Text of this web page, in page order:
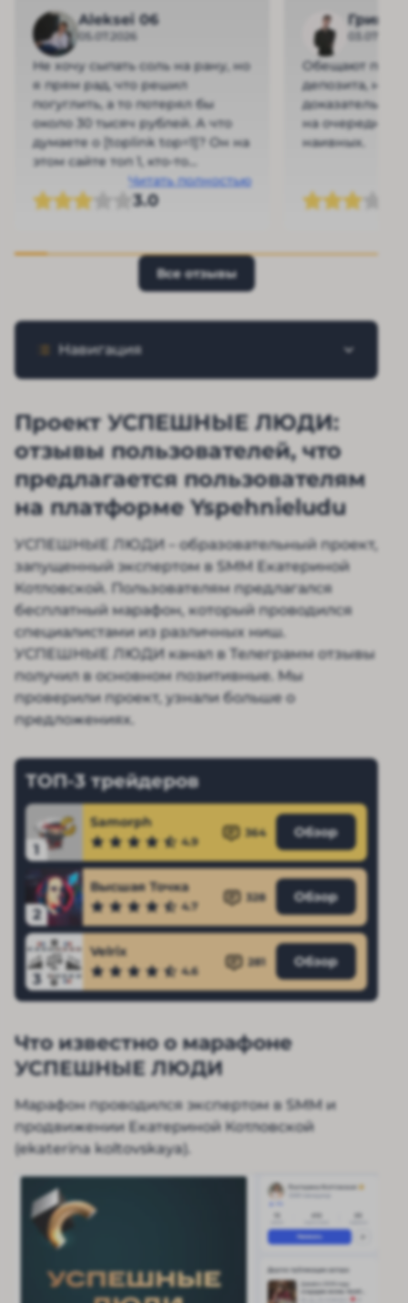
Aleksei 06
05.07.2026
Не хочу сыпать соль на рану, но
я прям рад, что решил
погуглить, а то потерял бы
около 30 тысяч рублей. А что
думаете о [toplink top=1]? Он на
этом сайте топ 1, кто-то
пробовал с ними работать?
Читать полностью
3.0
Обещают
депозита, но
на очередной
наивных.
Все отзывы
Навигация
Проект УСПЕШНЫЕ ЛЮДИ:
отзывы пользователей, что
предлагается пользователям
на платформе Yspehnieludu
УСПЕШНЫЕ ЛЮДИ – образовательный проект,
запущенный экспертом в SMM Екатериной
Котловской. Пользователям предлагался
бесплатный марафон, который проводился
специалистами из различных ниш.
УСПЕШНЫЕ ЛЮДИ канал в Телеграмм отзывы
получил в основном позитивные. Мы
проверили проект, узнали больше о
предложениях.
ТОП-3 трейдеров
1
Samorph
4.9
364 Обзор
2
Высшая Точка
4.7
328 Обзор
3
Velrix
4.6
281 Обзор
Что известно о марафоне
УСПЕШНЫЕ ЛЮДИ
Марафон проводился экспертом в SMM и
продвижении Екатериной Котловской
(ekaterina koltovskaya).